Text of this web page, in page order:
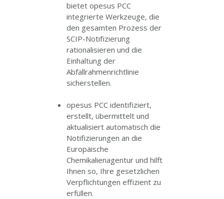
bietet opesus PCC
integrierte Werkzeuge, die
den gesamten Prozess der
SCIP-Notifizierung
rationalisieren und die
Einhaltung der
Abfallrahmenrichtlinie
sicherstellen.
opesus PCC identifiziert,
erstellt, übermittelt und
aktualisiert automatisch die
Notifizierungen an die
Europäische
Chemikalienagentur und hilft
Ihnen so, Ihre gesetzlichen
Verpflichtungen effizient zu
erfüllen.